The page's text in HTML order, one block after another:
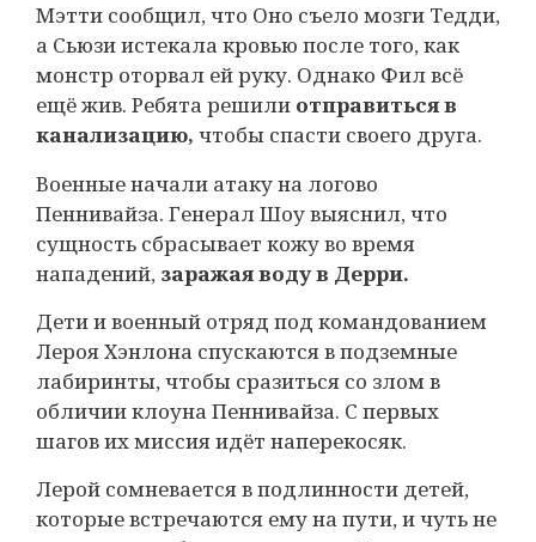
Мэтти сообщил, что Оно съело мозги Тедди,
а Сьюзи истекала кровью после того, как
монстр оторвал ей руку. Однако Фил всё
ещё жив. Ребята решили отправиться в
канализацию, чтобы спасти своего друга.
Военные начали атаку на логово
Пеннивайза. Генерал Шоу выяснил, что
сущность сбрасывает кожу во время
нападений, заражая воду в Дерри.
Дети и военный отряд под командованием
Лероя Хэнлона спускаются в подземные
лабиринты, чтобы сразиться со злом в
обличии клоуна Пеннивайза. С первых
шагов их миссия идёт наперекосяк.
Лерой сомневается в подлинности детей,
которые встречаются ему на пути, и чуть не